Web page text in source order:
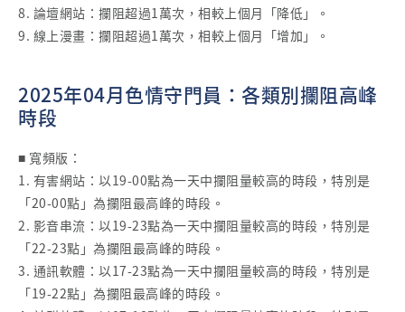
8. 論壇網站：攔阻超過1萬次，相較上個月「降低」。
9. 線上漫畫：攔阻超過1萬次，相較上個月「增加」。
2025年04月色情守門員：各類別攔阻高峰
時段
■ 寬頻版：
1. 有害網站：以19-00點為一天中攔阻量較高的時段，特別是
「20-00點」為攔阻最高峰的時段。
2. 影音串流：以19-23點為一天中攔阻量較高的時段，特別是
「22-23點」為攔阻最高峰的時段。
3. 通訊軟體：以17-23點為一天中攔阻量較高的時段，特別是
「19-22點」為攔阻最高峰的時段。